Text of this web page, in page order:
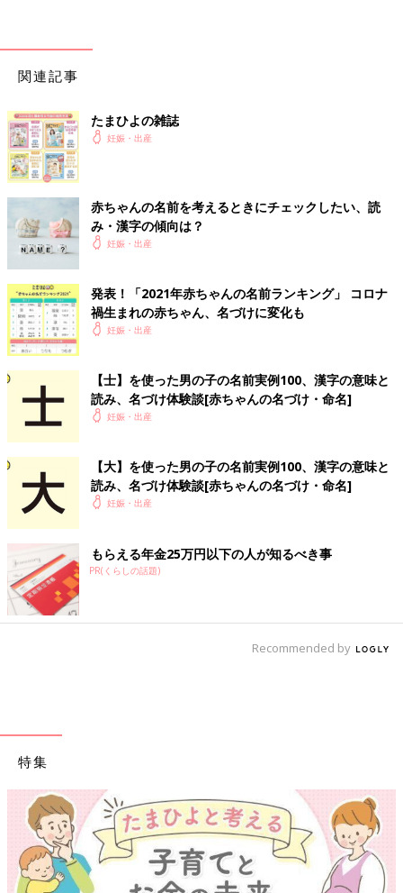
関連記事
たまひよの雑誌
妊娠・出産
赤ちゃんの名前を考えるときにチェックしたい、読
み・漢字の傾向は？
妊娠・出産
発表！「2021年赤ちゃんの名前ランキング」 コロナ
禍生まれの赤ちゃん、名づけに変化も
妊娠・出産
【士】を使った男の子の名前実例100、漢字の意味と
読み、名づけ体験談[赤ちゃんの名づけ・命名]
妊娠・出産
【大】を使った男の子の名前実例100、漢字の意味と
読み、名づけ体験談[赤ちゃんの名づけ・命名]
妊娠・出産
もらえる年金25万円以下の人が知るべき事
PR(くらしの話題)
Recommended by
特集